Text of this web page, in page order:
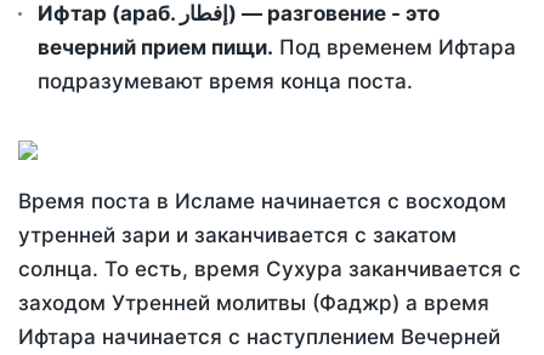
Ифтар (араб. إفطار) — разговение - это
вечерний прием пищи. Под временем Ифтара
подразумевают время конца поста.
Время поста в Исламе начинается с восходом
утренней зари и заканчивается с закатом
солнца. То есть, время Сухура заканчивается с
заходом Утренней молитвы (Фаджр) а время
Ифтара начинается с наступлением Вечерней